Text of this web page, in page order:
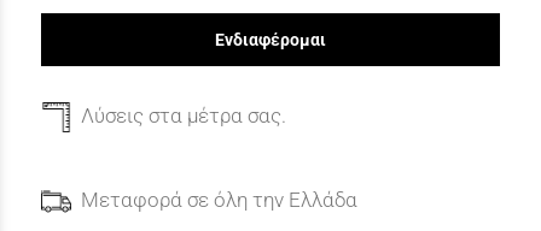
Ενδιαφέρομαι
Λύσεις στα μέτρα σας.
Μεταφορά σε όλη την Ελλάδα